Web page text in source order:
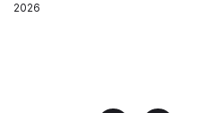
2026